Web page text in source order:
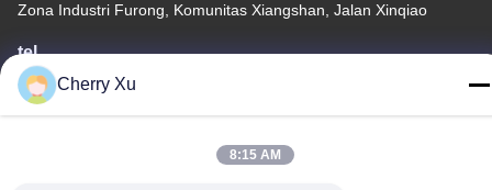
Zona Industri Furong, Komunitas Xiangshan, Jalan Xinqiao
tel
86-0755-27097532-8:30
Cherry Xu
8:15 AM